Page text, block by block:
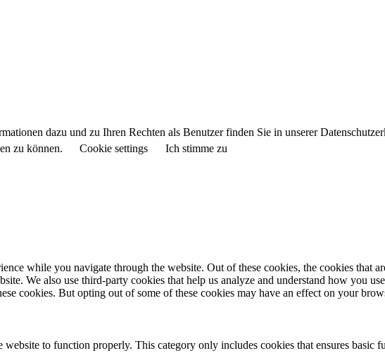
dazu und zu Ihren Rechten als Benutzer finden Sie in unserer
zu können.
Cookie settings Ich stimme zu
while you navigate through the website. Out of these cookies, the cookies that
We also use third-party cookies that help us analyze and understand how you
cookies. But opting out of some of these cookies may have an effect on your
website to function properly. This category only includes cookies that ensures basic